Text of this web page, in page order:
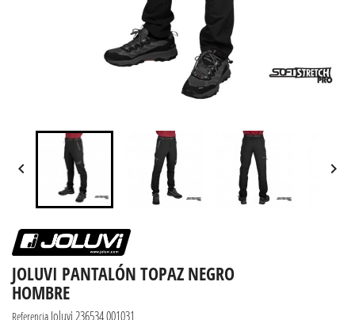
 
JOLUVI PANTALÓN TOPAZ NEGRO
HOMBRE
Referencia Joluvi 236534 001031